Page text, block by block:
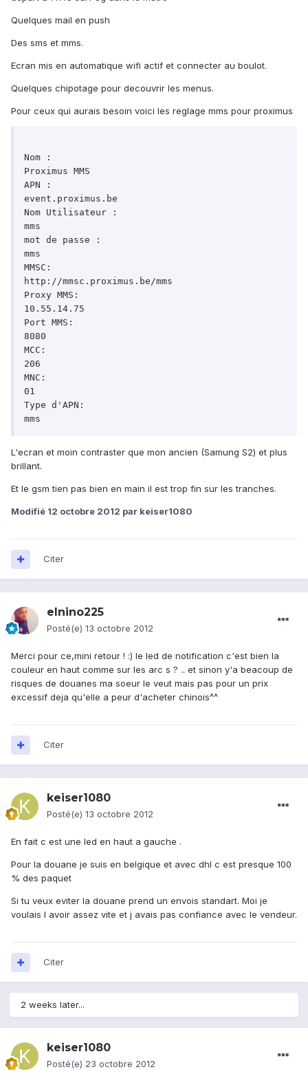
Quelques mail en push
Des sms et mms.
Ecran mis en automatique wifi actif et connecter au boulot.
Quelques chipotage pour decouvrir les menus.
Pour ceux qui aurais besoin voici les reglage mms pour proximus
Nom :
Proximus MMS
APN :
event.proximus.be
Nom Utilisateur :
mms
mot de passe :
mms
MMSC:
http://mmsc.proximus.be/mms
Proxy MMS:
10.55.14.75
Port MMS:
8080
MCC:
206
MNC:
01
Type d'APN:
L'ecran et moin contraster que mon ancien (Samung S2) et plus
brillant.
Et le gsm tien pas bien en main il est trop fin sur les tranches.
Modifié 12 octobre 2012 par keiser1080
Citer
elnino225
Posté(e) 13 octobre 2012
Merci pour ce,mini retour ! :) le led de notification c'est bien la
couleur en haut comme sur les arc s ? .. et sinon y'a beacoup de
risques de douanes ma soeur le veut mais pas pour un prix
excessif deja qu'elle a peur d'acheter chinois^^
Citer
keiser1080
Posté(e) 13 octobre 2012
En fait c est une led en haut a gauche .
Pour la douane je suis en belgique et avec dhl c est presque 100
% des paquet
Si tu veux eviter la douane prend un envois standart. Moi je
voulais l avoir assez vite et j avais pas confiance avec le vendeur.
Citer
2 weeks later...
keiser1080
Posté(e) 23 octobre 2012